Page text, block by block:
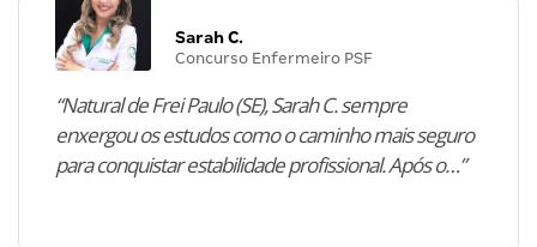
Sarah C.
Concurso Enfermeiro PSF
“Natural de Frei Paulo (SE), Sarah C. sempre
enxergou os estudos como o caminho mais seguro
para conquistar estabilidade profissional. Após o…”